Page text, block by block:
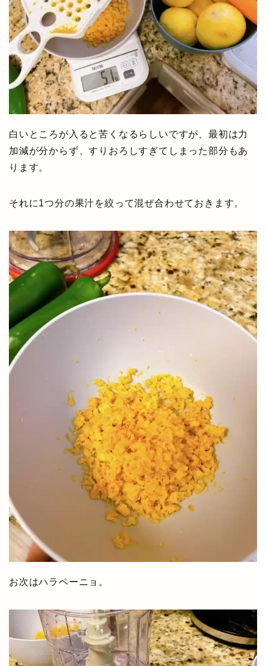
白いところが入ると苦くなるらしいですが、最初は力
加減が分からず、すりおろしすぎてしまった部分もあ
ります。
それに1つ分の果汁を絞って混ぜ合わせておきます。
お次はハラペーニョ。